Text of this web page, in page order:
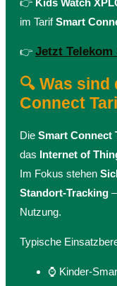
im TarifSmart
👉 Jetzt Telekom
🔍 Was sind
Connect
Die Smart Connect
das Internet of
Im Fokus stehen
Standort-Tracking
Nutzung.
Typische
⌚ Kinder-